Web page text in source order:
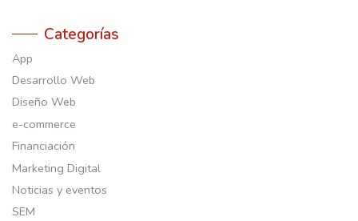
Categorías
App
Desarrollo Web
Diseño Web
e-commerce
Financiación
Marketing Digital
Noticias y eventos
SEM